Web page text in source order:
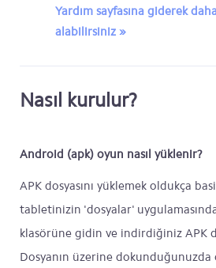
Yardım sayfasına giderek
alabilirsiniz »
Nasıl kurulur?
Android (apk) oyun nasıl yüklenir?
APK dosyasını yüklemek oldukça
tabletinizin 'dosyalar'
klasörüne gidin ve indirdiğiniz APK
Dosyanın üzerine dokunduğunuzda